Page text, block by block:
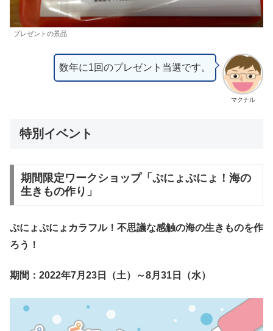
プレゼントの景品
マクナル
数年に1回のプレゼント当選です。
特別イベント
期間限定ワークショップ「ぷにょぷにょ！海の
生きもの作り」
ぷにょぷにょカラフル！不思議な感触の海の生きものを作
ろう！
期間：2022年7月23日（土）～8月31日（水）